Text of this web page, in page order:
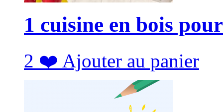
1 cuisine en bois
2 ❤️ Ajouter au panier